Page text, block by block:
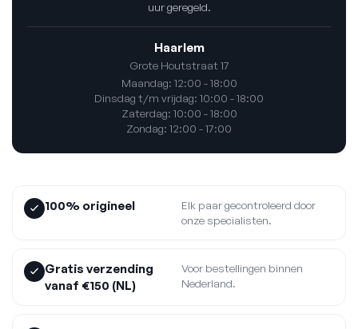
uur geregeld.
Haarlem
Grote Houtstraat 17
Maandag: 12:00 - 18:00
Dinsdag t/m vrijdag: 10:00 - 18:00
Zaterdag: 10:00 - 18:00
Zondag: 12:00 - 17:00
100% origineel
Elk paar gecontroleerd door
onze specialisten.
Gratis verzending
vanaf €150 (NL)
Voor bestellingen binnen
Nederland.